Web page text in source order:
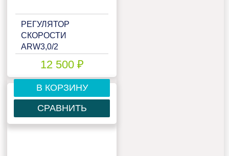
РЕГУЛЯТОР
СКОРОСТИ
ARW3,0/2
12 500 ₽
В КОРЗИНУ
СРАВНИТЬ